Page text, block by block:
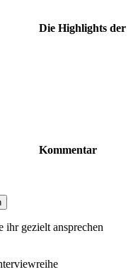
Die Highlights der
Kommentar
ihr gezielt ansprechen